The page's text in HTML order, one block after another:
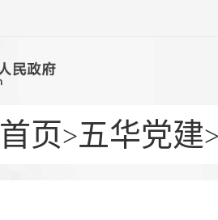
首页>五华党建